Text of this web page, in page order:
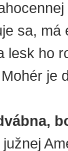
sa,
lesk ho
je